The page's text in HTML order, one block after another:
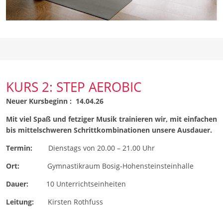
KURS 2: STEP AEROBIC
Neuer Kursbeginn : 14.04.26
Mit viel Spaß und fetziger Musik trainieren wir, mit einfachen
bis mittelschweren Schrittkombinationen unsere Ausdauer.
Termin: Dienstags von 20.00 – 21.00 Uhr
Ort: Gymnastikraum Bosig-Hohensteinsteinhalle
Dauer: 10 Unterrichtseinheiten
Leitung: Kirsten Rothfuss